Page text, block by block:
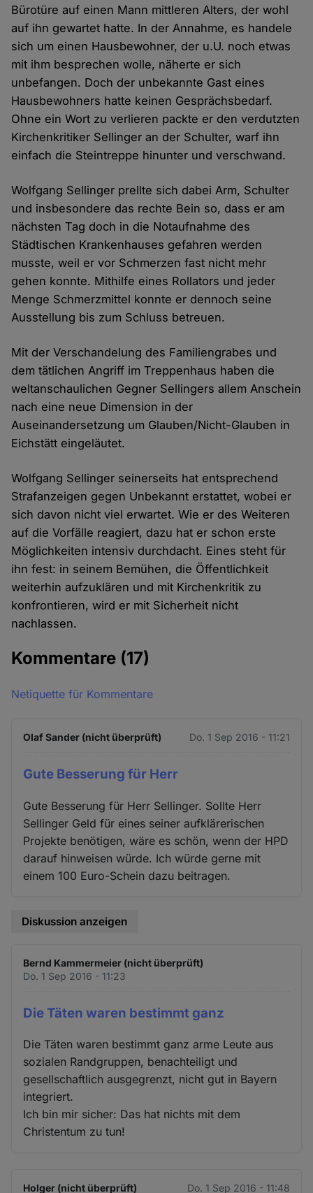
Bürotüre auf einen Mann mittleren Alters, der wohl
auf ihn gewartet hatte. In der Annahme, es handele
sich um einen Hausbewohner, der u.U. noch etwas
mit ihm besprechen wolle, näherte er sich
unbefangen. Doch der unbekannte Gast eines
Hausbewohners hatte keinen Gesprächsbedarf.
Ohne ein Wort zu verlieren packte er den verdutzten
Kirchenkritiker Sellinger an der Schulter, warf ihn
einfach die Steintreppe hinunter und verschwand.
Wolfgang Sellinger prellte sich dabei Arm, Schulter
und insbesondere das rechte Bein so, dass er am
nächsten Tag doch in die Notaufnahme des
Städtischen Krankenhauses gefahren werden
musste, weil er vor Schmerzen fast nicht mehr
gehen konnte. Mithilfe eines Rollators und jeder
Menge Schmerzmittel konnte er dennoch seine
Ausstellung bis zum Schluss betreuen.
Mit der Verschandelung des Familiengrabes und
dem tätlichen Angriff im Treppenhaus haben die
weltanschaulichen Gegner Sellingers allem Anschein
nach eine neue Dimension in der
Auseinandersetzung um Glauben/Nicht-Glauben in
Eichstätt eingeläutet.
Wolfgang Sellinger seinerseits hat entsprechend
Strafanzeigen gegen Unbekannt erstattet, wobei er
sich davon nicht viel erwartet. Wie er des Weiteren
auf die Vorfälle reagiert, dazu hat er schon erste
Möglichkeiten intensiv durchdacht. Eines steht für
ihn fest: in seinem Bemühen, die Öffentlichkeit
weiterhin aufzuklären und mit Kirchenkritik zu
konfrontieren, wird er mit Sicherheit nicht
nachlassen.
Kommentare (17)
Netiquette für Kommentare
Olaf Sander (nicht überprüft) Do. 1 Sep 2016 - 11:21
Gute Besserung für Herr
Gute Besserung für Herr Sellinger. Sollte Herr
Sellinger Geld für eines seiner aufklärerischen
Projekte benötigen, wäre es schön, wenn der HPD
darauf hinweisen würde. Ich würde gerne mit
einem 100 Euro-Schein dazu beitragen.
Diskussion anzeigen
Bernd Kammermeier (nicht überprüft)
Do. 1 Sep 2016 - 11:23
Die Täten waren bestimmt ganz
Die Täten waren bestimmt ganz arme Leute aus
sozialen Randgruppen, benachteiligt und
gesellschaftlich ausgegrenzt, nicht gut in Bayern
integriert.
Ich bin mir sicher: Das hat nichts mit dem
Christentum zu tun!
Holger (nicht überprüft) Do. 1 Sep 2016 - 11:48